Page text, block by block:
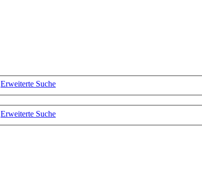
Erweiterte Suche
Erweiterte Suche